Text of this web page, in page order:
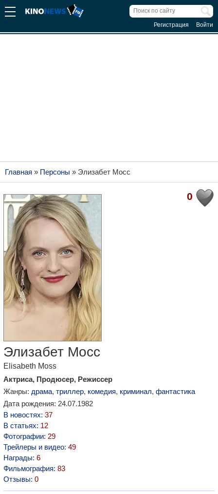
Регистрация Войти
Главная » Персоны » Элизабет Мосс
0
Элизабет Мосс
Elisabeth Moss
Актриса, Продюсер, Режиссер
Жанры: драма, триллер, комедия, криминал, фантастика
Дата рождения: 24.07.1982
В новостях: 37
В статьях: 12
Фотографии: 29
Трейлеры и видео: 49
Награды: 6
Фильмография: 83
Отзывы: 0